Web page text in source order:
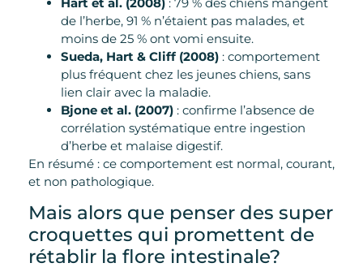
de l’herbe, 91 % n’étaient pas malades, et
moins de 25 % ont vomi ensuite.
Sueda, Hart & Cliff (2008) : comportement
plus fréquent chez les jeunes chiens, sans
lien clair avec la maladie.
Bjone et al. (2007) : confirme l’absence de
corrélation systématique entre ingestion
d’herbe et malaise digestif.
En résumé : ce comportement est normal, courant,
et non pathologique.
Mais alors que penser des super
croquettes qui promettent de
rétablir la flore intestinale?